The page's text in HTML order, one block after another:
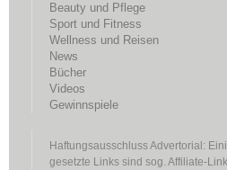
Beauty und Pflege
Sport und Fitness
Wellness und Reisen
News
Bücher
Videos
Gewinnspiele
Haftungsausschluss Advertorial:
gesetzte Links sind sog. Affiliate-